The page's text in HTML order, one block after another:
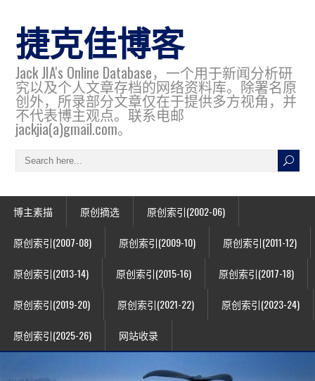
捷克佳博客
Jack JIA's Online Database，一个用于新闻分析研
究以及个人文章存档的网络资料库。除署名原
创外，所录部分文章仅在于提供多方视角，并
不代表博主观点。联系电邮
jackjia(a)gmail.com。
博主素描 原创摘选 原创索引(2002-06)
原创索引(2007-08) 原创索引(2009-10) 原创索引(2011-12)
原创索引(2013-14) 原创索引(2015-16) 原创索引(2017-18)
原创索引(2019-20) 原创索引(2021-22) 原创索引(2023-24)
原创索引(2025-26) 网站收录